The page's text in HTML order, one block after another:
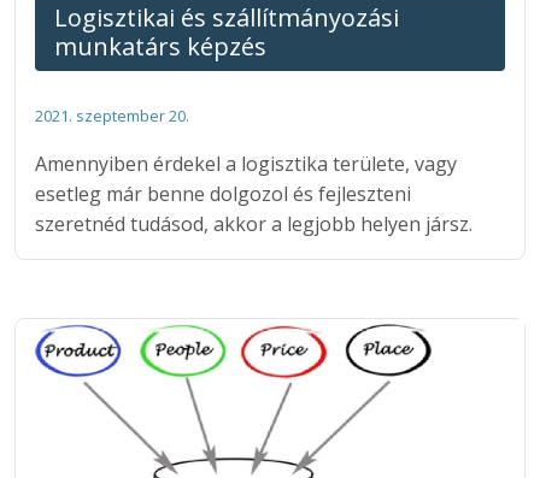
Logisztikai és szállítmányozási
munkatárs képzés
2021. szeptember 20.
Amennyiben érdekel a logisztika területe, vagy
esetleg már benne dolgozol és fejleszteni
szeretnéd tudásod, akkor a legjobb helyen jársz.